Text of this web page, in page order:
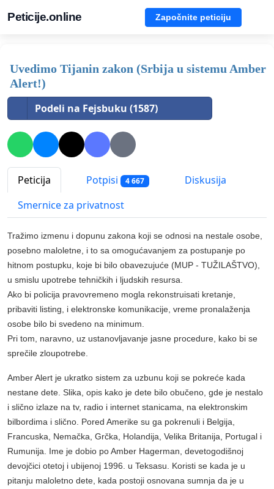
Peticije.online Započnite peticiju
Uvedimo Tijanin zakon (Srbija u sistemu Amber
Alert!)
Podeli na Fejsbuku (1587)
Peticija Potpisi 4 667
Diskusija
Smernice za privatnost
Tražimo izmenu i dopunu zakona koji se odnosi na nestale osobe,
posebno maloletne, i to sa omogućavanjem za postupanje po
hitnom postupku, koje bi bilo obavezujuće (MUP - TUŽILAŠTVO),
u smislu upotrebe tehničkih i ljudskih resursa.
Ako bi policija pravovremeno mogla rekonstruisati kretanje,
pribaviti listing, i elektronske komunikacije, vreme pronalaženja
osobe bilo bi svedeno na minimum.
Pri tom, naravno, uz ustanovljavanje jasne procedure, kako bi se
sprečile zloupotrebe.
Amber Alert je ukratko sistem za uzbunu koji se pokreće kada
nestane dete. Slika, opis kako je dete bilo obučeno, gde je nestalo
i slično izlaze na tv, radio i internet stanicama, na elektronskim
bilbordima i slično. Pored Amerike su ga pokrenuli i Belgija,
Francuska, Nemačka, Grčka, Holandija, Velika Britanija, Portugal i
Rumunija. Ime je dobio po Amber Hagerman, devetogodišnoj
devojčici otetoj i ubijenoj 1996. u Teksasu. Koristi se kada je u
pitanju maloletno dete, kada postoji osnovana sumnja da je u